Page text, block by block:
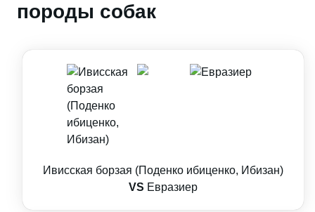
породы собак
Ивисская борзая (Поденко ибиценко, Ибизан)
VS Евразиер